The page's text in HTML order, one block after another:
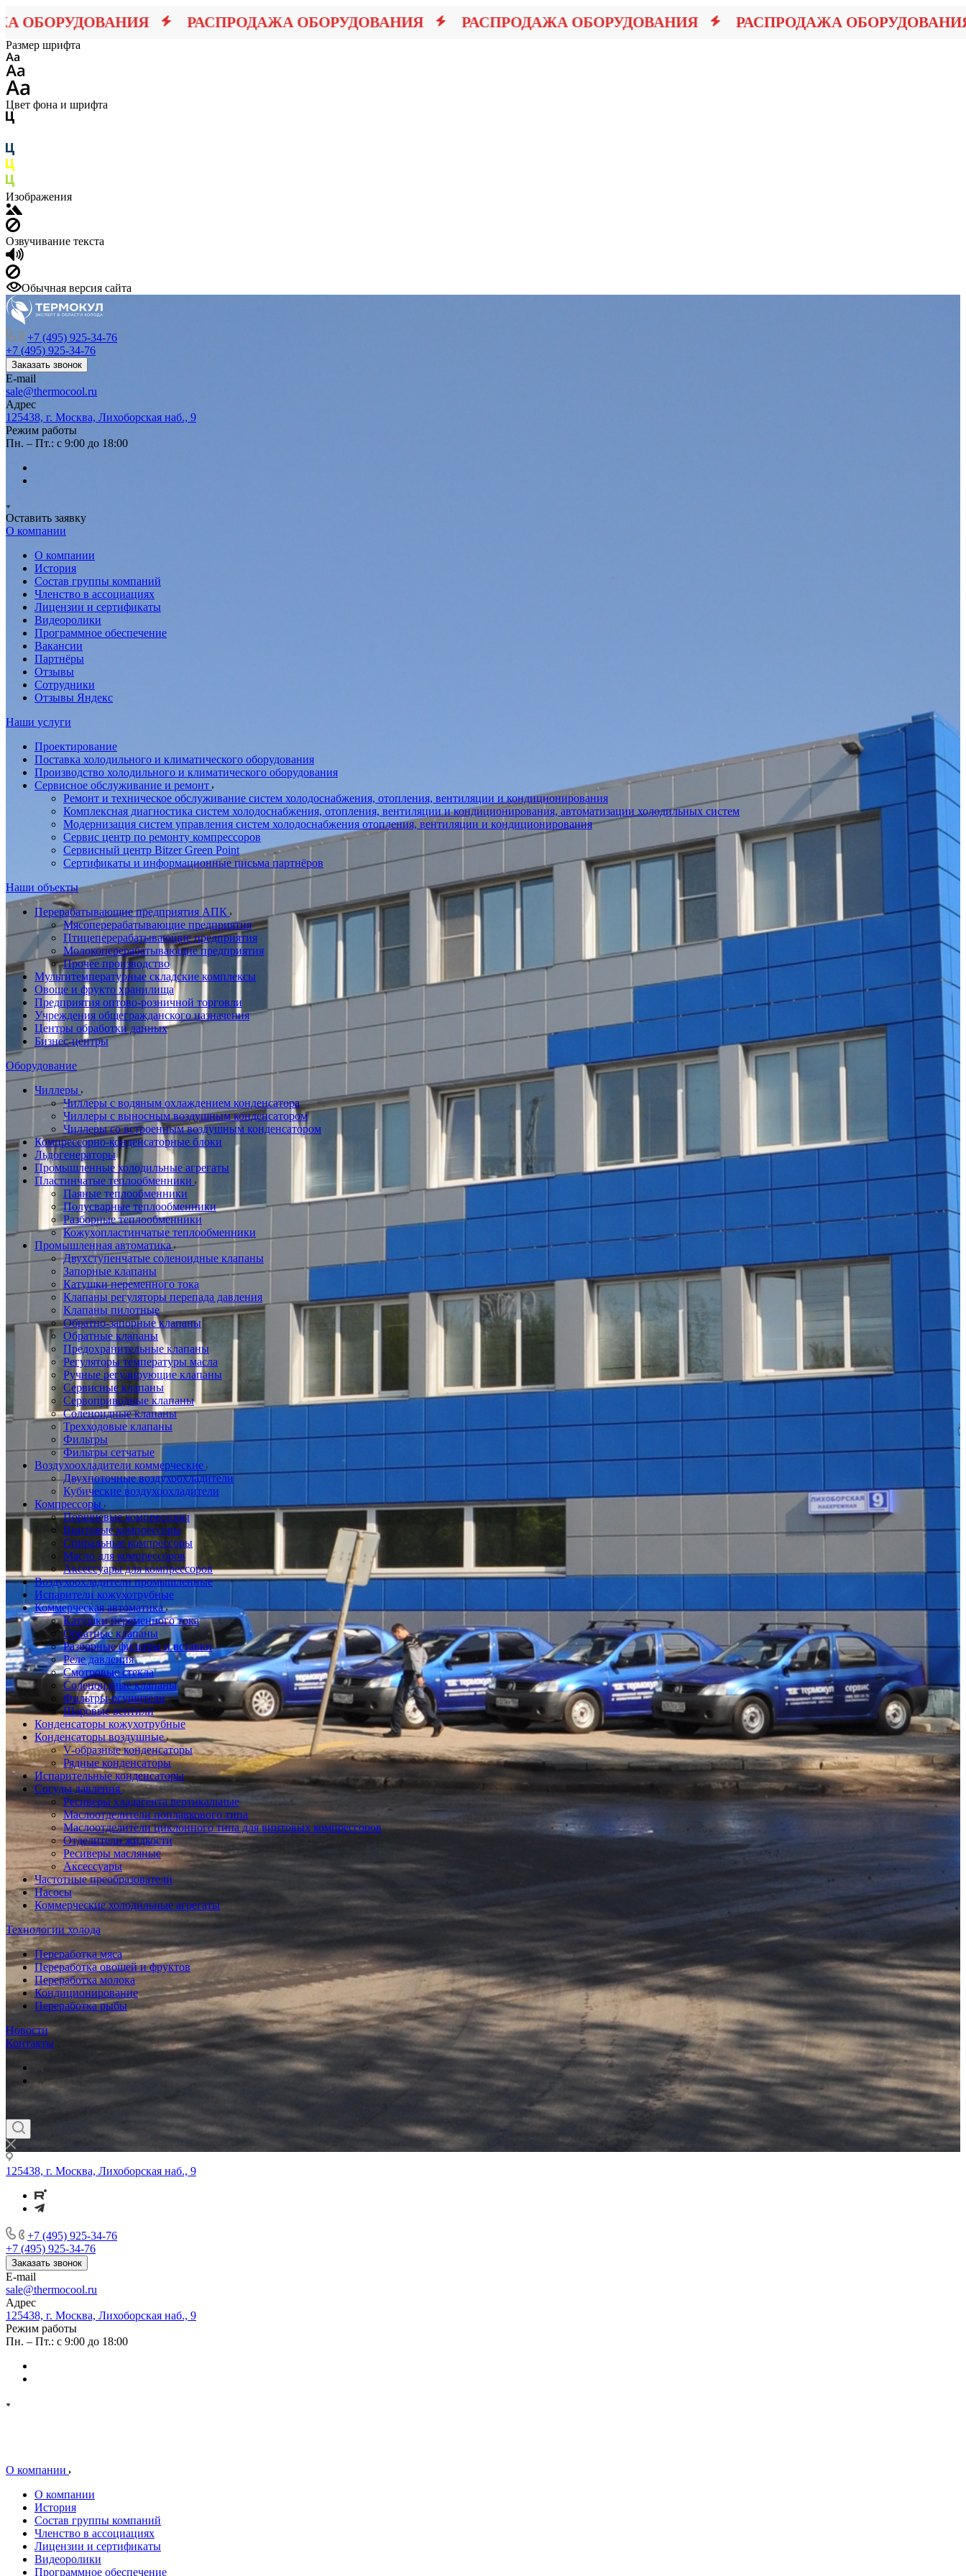
РАСПРОДАЖА ОБОРУДОВАНИЯ РАСПРОДАЖА ОБОРУДОВАНИЯ РАСПРОДАЖА ОБОРУДОВАНИЯ
Размер шрифта
Цвет фона и шрифта
Изображения
Озвучивание текста
Обычная версия сайта
+7 (495) 925-34-76
+7 (495) 925-34-76
Заказать звонок
E-mail
sale@thermocool.ru
Адрес
125438, г. Москва, Лихоборская наб., 9
Режим работы
Пн. – Пт.: с 9:00 до 18:00
Оставить заявку
О компании
О компании
История
Состав группы компаний
Членство в ассоциациях
Лицензии и сертификаты
Видеоролики
Программное обеспечение
Вакансии
Партнёры
Отзывы
Сотрудники
Отзывы Яндекс
Наши услуги
Проектирование
Поставка холодильного и климатического оборудования
Производство холодильного и климатического оборудования
Сервисное обслуживание и ремонт
Ремонт и техническое обслуживание систем холодоснабжения, отопления, вентиляции и кондиционирования
Комплексная диагностика систем холодоснабжения, отопления, вентиляции и кондиционирования, автоматизации холодильных систем
Модернизация систем управления систем холодоснабжения отопления, вентиляции и кондиционирования
Сервис центр по ремонту компрессоров
Сервисный центр Bitzer Green Point
Сертификаты и информационные письма партнёров
Наши объекты
Перерабатывающие предприятия АПК
Мясоперерабатывающие предприятия
Птицеперерабатывающие предприятия
Молокоперерабатывающие предприятия
Прочее производство
Мультитемпературные складские комплексы
Овоще и фрукто хранилища
Предприятия оптово-розничной торговли
Учреждения общегражданского назначения
Центры обработки данных
Бизнес-центры
Оборудование
Чиллеры
Чиллеры с водяным охлаждением конденсатора
Чиллеры с выносным воздушным конденсатором
Чиллеры со встроенным воздушным конденсатором
Компрессорно-конденсаторные блоки
Льдогенераторы
Промышленные холодильные агрегаты
Пластинчатые теплообменники
Паяные теплообменники
Полусварные теплообменники
Разборные теплообменники
Кожухопластинчатые теплообменники
Промышленная автоматика
Двухступенчатые соленоидные клапаны
Запорные клапаны
Катушки переменного тока
Клапаны регуляторы перепада давления
Клапаны пилотные
Обратно-запорные клапаны
Обратные клапаны
Предохранительные клапаны
Регуляторы температуры масла
Ручные регулирующие клапаны
Сервисные клапаны
Сервоприводные клапаны
Соленоидные клапаны
Трехходовые клапаны
Фильтры
Фильтры сетчатые
Воздухоохладители коммерческие
Двухпоточные воздухоохладители
Кубические воздухоохладители
Компрессоры
Поршневые компрессоры
Винтовые компрессоры
Спиральные компрессоры
Масло для компрессоров
Аксессуары для компрессоров
Воздухоохладители промышленные
Испарители кожухотрубные
Коммерческая автоматика
Катушки переменного тока
Обратные клапаны
Разборные фильтры и вставки
Реле давления
Смотровые стекла
Соленоидные клапаны
Фильтры-осушители
Шаровые вентили
Конденсаторы кожухотрубные
Конденсаторы воздушные
V-образные конденсаторы
Рядные конденсаторы
Испарительные конденсаторы
Сосуды давления
Ресиверы хладагента вертикальные
Маслоотделители поплавкового типа
Маслоотделители циклонного типа для винтовых компрессоров
Отделители жидкости
Ресиверы масляные
Аксессуары
Частотные преобразователи
Насосы
Коммерческие холодильные агрегаты
Технологии холода
Переработка мяса
Переработка овощей и фруктов
Переработка молока
Кондиционирование
Переработка рыбы
Новости
Контакты
125438, г. Москва, Лихоборская наб., 9
+7 (495) 925-34-76
+7 (495) 925-34-76
Заказать звонок
E-mail
sale@thermocool.ru
Адрес
125438, г. Москва, Лихоборская наб., 9
Режим работы
Пн. – Пт.: с 9:00 до 18:00
О компании
О компании
История
Состав группы компаний
Членство в ассоциациях
Лицензии и сертификаты
Видеоролики
Программное обеспечение